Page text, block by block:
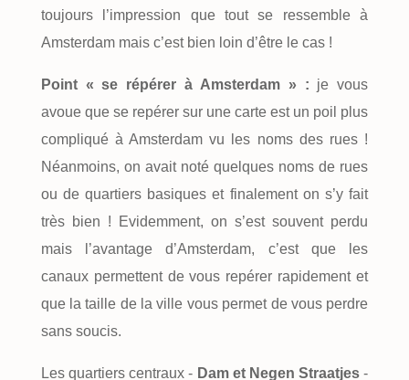
toujours l’impression que tout se ressemble à
Amsterdam mais c’est bien loin d’être le cas !
Point « se répérer à Amsterdam » : je vous
avoue que se repérer sur une carte est un poil plus
compliqué à Amsterdam vu les noms des rues !
Néanmoins, on avait noté quelques noms de rues
ou de quartiers basiques et finalement on s’y fait
très bien ! Evidemment, on s’est souvent perdu
mais l’avantage d’Amsterdam, c’est que les
canaux permettent de vous repérer rapidement et
que la taille de la ville vous permet de vous perdre
sans soucis.
Les quartiers centraux - Dam et Negen Straatjes -